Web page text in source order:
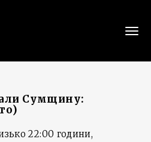
Сумщину:
22:00 години,